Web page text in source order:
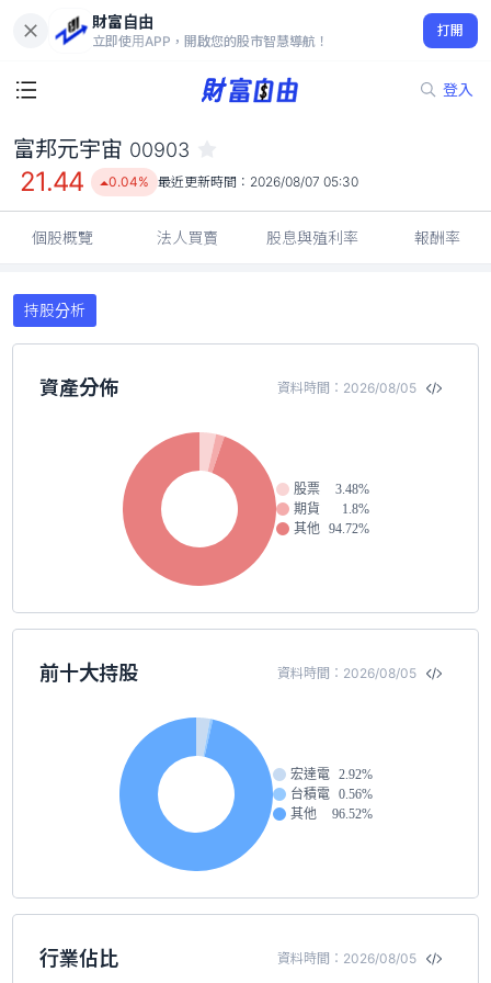
財富自由
立即使用APP，開啟您的股市智慧導航！
打開
登入
21.44
0.04%
富邦元宇宙 00903
21.44 0.04% 最近更新時間： 2026/08/07 05:30
個股概覽 法人買賣 股息與殖利率 報酬率
持股分析
資產分佈 資料時間：2026/08/05
股票
3.48%
期貨
1.8%
其他
94.72%
前十大持股 資料時間：2026/08/05
宏達電
2.92%
台積電
0.56%
其他
96.52%
行業佔比 資料時間：2026/08/05